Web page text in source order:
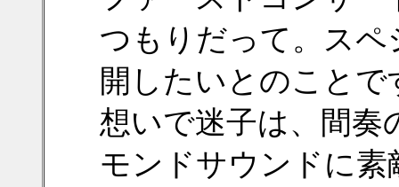
つもりだって。ス
開したいとのことで
想いで迷子は、間奏
モンドサウンドに